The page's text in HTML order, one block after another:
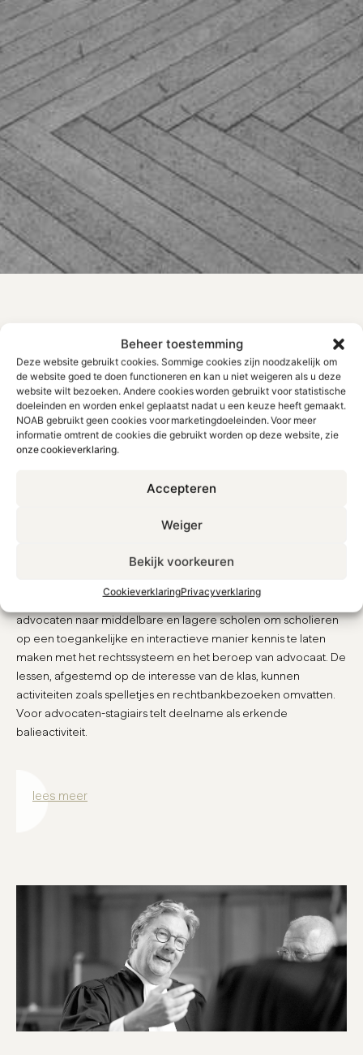
Beheer toestemming
Deze website gebruikt cookies. Sommige cookies zijn noodzakelijk om
de website goed te doen functioneren en kan u niet weigeren als u deze
website wilt bezoeken. Andere cookies worden gebruikt voor statistische
doeleinden en worden enkel geplaatst nadat u een keuze heeft gemaakt.
NOAB gebruikt geen cookies voor marketingdoeleinden. Voor meer
informatie omtrent de cookies die gebruikt worden op deze website, zie
onze cookieverklaring.
Accepteren
Weiger
Bekijk voorkeuren
CookieverklaringPrivacyverklaring
Advocaat op school
Het project ‘Advocaat Op School’, gestart in 1994, brengt
advocaten naar middelbare en lagere scholen om scholieren
op een toegankelijke en interactieve manier kennis te laten
maken met het rechtssysteem en het beroep van advocaat. De
lessen, afgestemd op de interesse van de klas, kunnen
activiteiten zoals spelletjes en rechtbankbezoeken omvatten.
Voor advocaten-stagiairs telt deelname als erkende
balieactiviteit.
lees meer